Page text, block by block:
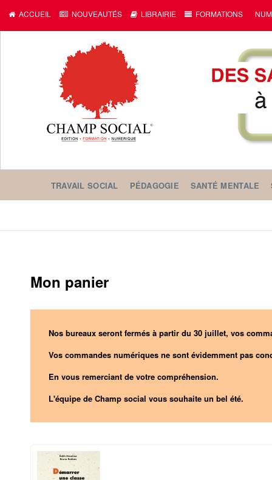
ACCUEIL NOUVEAUTÉS LIBRAIRIE FORMATIONS
TRAVAIL SOCIAL PÉDAGOGIE SANTÉ MENTALE
Mon panier
Nos bureaux seront fermés à partir du 30 juillet, vos
Vos commandes numériques ne sont évidemment pas
En vous remerciant de votre compréhension.
L'équipe de Champ social vous souhaite un bel été.